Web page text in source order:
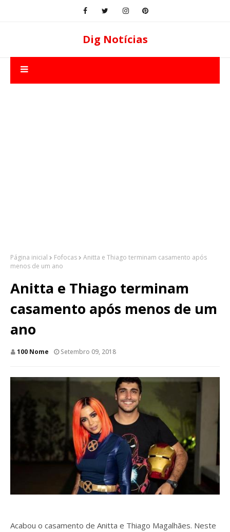
Dig Notícias
Página inicial Fofocas
Anitta e Thiago terminam casamento após
menos de um ano
Anitta e Thiago terminam
casamento após menos de um
ano
100 Nome Setembro 09, 2018
Acabou o casamento de Anitta e Thiago Magalhães. Neste